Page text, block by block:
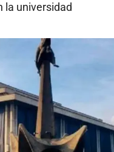
la universidad